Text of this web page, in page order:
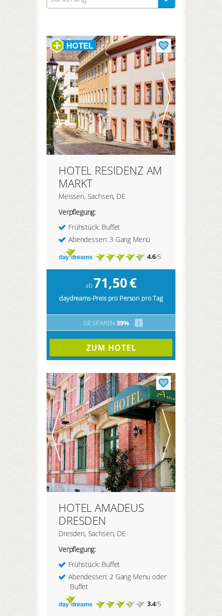
HIER REGISTRIEREN
Meine Buchungen
Meine Produkte
Meine Hotels
ANMELDEN
HOTEL RESIDENZ AM
MARKT
Meissen, Sachsen, DE
Verpflegung:
Frühstück: Buffet
Abendessen: 3 Gang Menü
4.6/5
ab71,50€
daydreams-Preis pro Person pro Tag
SIE SPAREN 39% i
ZUM HOTEL
HOTEL AMADEUS
DRESDEN
Dresden, Sachsen, DE
Verpflegung:
Frühstück: Buffet
Abendessen: 2 Gang Menu oder
Buffet
3.4/5